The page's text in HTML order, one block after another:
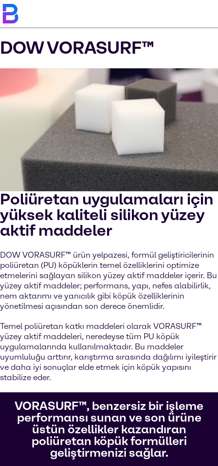
DOW VORASURF™
Poliüretan uygulamaları için
yüksek kaliteli silikon yüzey
aktif maddeler
DOW VORASURF™ ürün yelpazesi, formül geliştiricilerinin
poliüretan (PU) köpüklerin temel özelliklerini optimize
etmelerini sağlayan silikon yüzey aktif maddeler içerir. Bu
yüzey aktif maddeler; performans, yapı, nefes alabilirlik,
nem aktarımı ve yanıcılık gibi köpük özelliklerinin
yönetilmesi açısından son derece önemlidir.
Temel poliüretan katkı maddeleri olarak VORASURF™
yüzey aktif maddeleri, neredeyse tüm PU köpük
uygulamalarında kullanılmaktadır. Bu maddeler
uyumluluğu arttırır, karıştırma sırasında dağılımı iyileştirir
ve daha iyi sonuçlar elde etmek için köpük yapısını
stabilize eder.
VORASURF™, benzersiz bir işleme
performansı sunan ve son ürüne
üstün özellikler kazandıran
poliüretan köpük formülleri
geliştirmenizi sağlar.